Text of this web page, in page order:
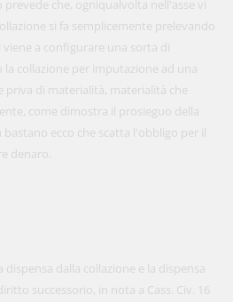
che, ogniqualvolta nell'asse vi
si fa semplicemente prelevando
a configurare una sorta di
collazione per imputazione ad una
priva di materialità, materialità che
come dimostra il prosieguo della
ecco che scatta l'obbligo per il
denaro.
dispensa dalla collazione e la dispensa
successorio, in nota a Cass. Civ. 16